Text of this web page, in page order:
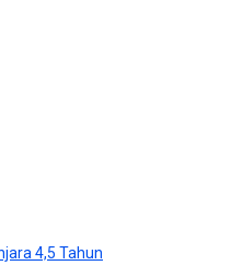
4,5 Tahun